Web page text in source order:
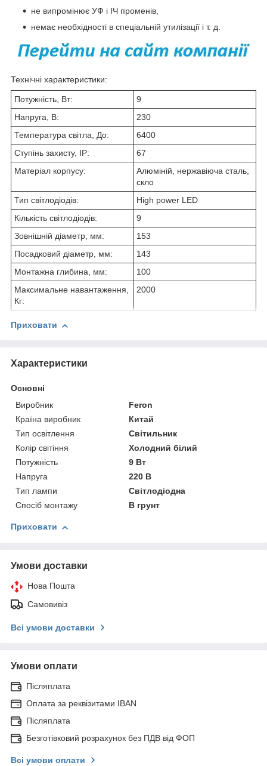
не випромінює УФ і ІЧ променів,
немає необхідності в спеціальній утилізації і т. д.
Технічні характеристики:
Потужність, Вт:
9
Напруга, В:
230
Температура світла, До:
6400
Ступінь захисту, IP:
67
Матеріал корпусу:
Алюміній, нержавіюча сталь,
скло
Тип світлодіодів:
High power LED
Кількість світлодіодів:
9
Зовнішній діаметр, мм:
153
Посадковий діаметр, мм:
143
Монтажна глибина, мм:
100
Максимальне навантаження,
Кг:
2000
Приховати
Характеристики
Основні
Виробник
Feron
Країна виробник
Китай
Тип освітлення
Світильник
Колір світіння
Холодний білий
Потужність
9 Вт
Напруга
220 В
Тип лампи
Світлодіодна
Спосіб монтажу
В грунт
Приховати
Умови доставки
Нова Пошта
Самовивіз
Всі умови доставки
Умови оплати
Післяплата
Оплата за реквізитами IBAN
Післяплата
Безготівковий розрахунок без ПДВ від ФОП
Всі умови оплати